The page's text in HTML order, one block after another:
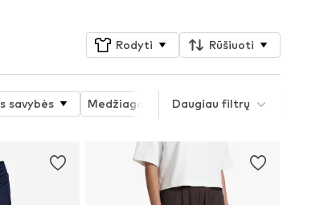
Rodyti Rūšiuoti
savybės Medžiaga Kiti dydžiai
Daugiau filtrų